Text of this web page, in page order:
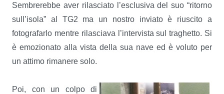
Sembrerebbe aver rilasciato l’esclusiva del suo “ritorno
sull’isola” al TG2 ma un nostro inviato è riuscito a
fotografarlo mentre rilasciava l’intervista sul traghetto. Si
è emozionato alla vista della sua nave ed è voluto per
un attimo rimanere solo.
Poi, con un colpo di